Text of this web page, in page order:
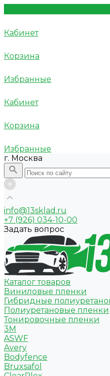
Кабинет
Корзина
Избранные
Кабинет
Корзина
Избранные
г. Москва
info@13sklad.ru
+7 (926) 034-10-00
Задать вопрос
Каталог товаров
Виниловые пленки
Гибридные
Полиуретановые пленки
Тонировочные пленки
3M
ASWF
Avery
Bodyfence
Bruxsafol